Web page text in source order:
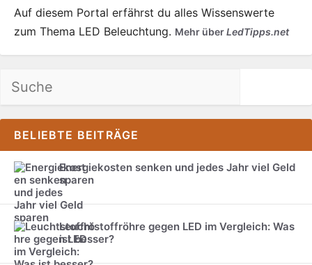
Auf diesem Portal erfährst du alles Wissenswerte
zum Thema LED Beleuchtung. Mehr überLedTipps.net
Suchen
BELIEBTE BEITRÄGE
Energiekosten senken und jedes Jahr viel Geld
sparen
Leuchtstoffröhre gegen LED im Vergleich: Was
ist besser?